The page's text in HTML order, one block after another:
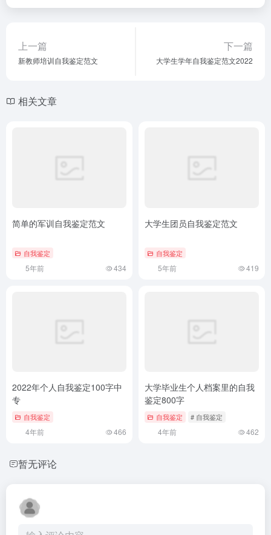
上一篇
新教师培训自我鉴定范文
下一篇
大学生学年自我鉴定范文2022
相关文章
简单的军训自我鉴定范文
自我鉴定
5年前 434
大学生团员自我鉴定范文
自我鉴定
5年前 419
2022年个人自我鉴定100字中
专
自我鉴定
4年前 466
大学毕业生个人档案里的自我
鉴定800字
自我鉴定 # 自我鉴定
4年前 462
暂无评论